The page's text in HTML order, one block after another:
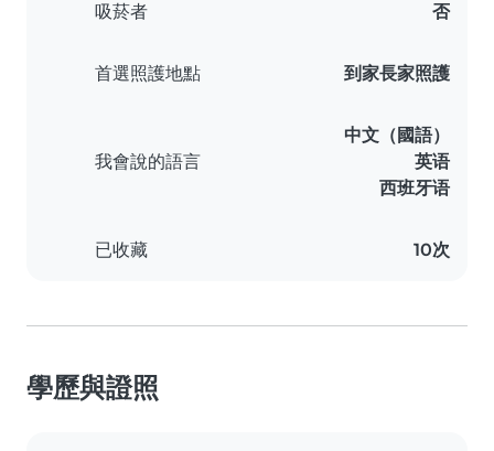
吸菸者 否
首選照護地點 到家長家照護
我會說的語言
中文（國語）
英语
西班牙语
已收藏 10次
學歷與證照